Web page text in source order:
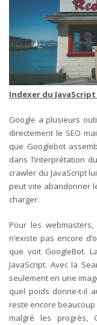
Indexer du JavaScript
Google a plusieurs
directement le SEO
que Googlebot
dans l’interprétation
crawler du JavaScript
peut vite abandonner
charger.
Pour les
n’existe pas encore
que voit GoogleBot.
JavaScript. Avec la
seulement en une
quel poids donne-t-il
reste encore
malgré les progrès,